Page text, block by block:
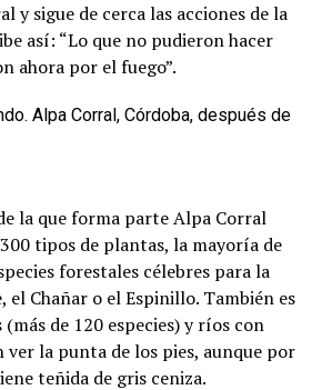
y sigue de cerca las acciones de la
así: “Lo que no pudieron hacer
ahora por el fuego”.
la que forma parte Alpa Corral
tipos de plantas, la mayoría de
forestales célebres para la
el Chañar o el Espinillo. También es
(más de 120 especies) y ríos con
ver la punta de los pies, aunque por
teñida de gris ceniza.